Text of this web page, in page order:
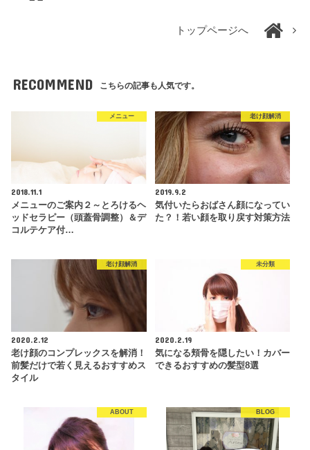
トップページへ
RECOMMEND こちらの記事も人気です。
メニュー
2018.11.1
メニューのご案内２～とろけるヘ
ッドセラピー（頭蓋骨調整）＆デ
コルテケア付…
老け顔解消
2019.9.2
気付いたらおばさん顔になってい
た？！若い顔を取り戻す対策方法
老け顔解消
2020.2.12
老け顔のコンプレックスを解消！
前髪だけで若く見えるおすすめス
タイル
未分類
2020.2.19
気になる頬骨を隠したい！カバー
できるおすすめの髪型8選
ABOUT BLOG